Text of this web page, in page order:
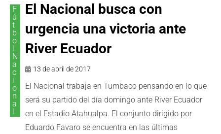
F
ú
t
b
o
l
N
a
c
i
o
n
a
l
El Nacional busca con
urgencia una victoria ante
River Ecuador
13 de abril de 2017
El Nacional trabaja en Tumbaco pensando en lo que
será su partido del día domingo ante River Ecuador
en el Estadio Atahualpa. El conjunto dirigido por
Eduardo Favaro se encuentra en las últimas